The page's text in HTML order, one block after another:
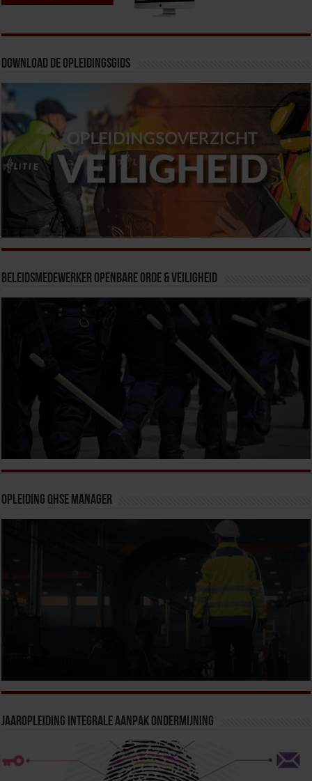
Download de opleidingsgids
Beleidsmedewerker Openbare Orde & Veiligheid
Opleiding QHSE Manager
Jaaropleiding Integrale Aanpak Ondermijning